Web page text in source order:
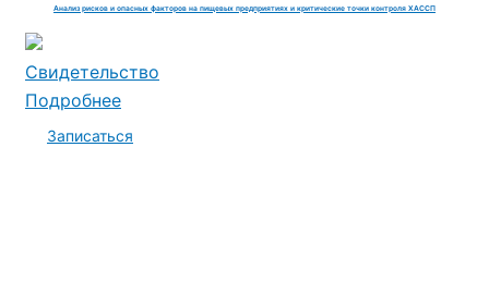
Анализ рисков и опасных факторов на пищевых предприятиях и критические точки контроля ХАССП
Свидетельство
Подробнее
Записаться